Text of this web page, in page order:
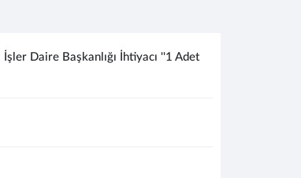
Daire Başkanlığı İhtiyacı ''1 Adet